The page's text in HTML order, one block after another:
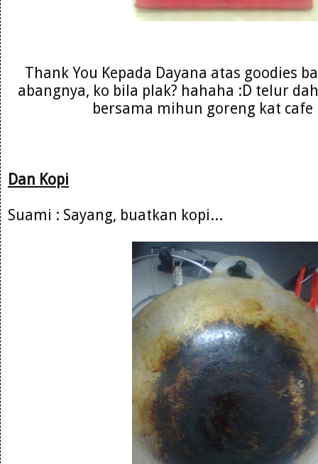
Thank You Kepada Dayana atas goodies
abangnya, ko bila plak? hahaha :D telur
bersama mihun goreng kat cafe
Dan Kopi
Suami : Sayang, buatkan kopi...